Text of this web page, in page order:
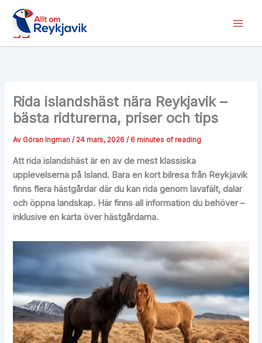
Hoppa
innehåll
Rida islandshäst nära Reykjavik –
bästa ridturerna, priser och tips
Av Göran Ingman/ 24 mars, 2026/ 6 minutes of reading
Att rida islandshäst är en av de mest klassiska
upplevelserna på Island. Bara en kort bilresa från Reykjavik
finns flera hästgårdar där du kan rida genom lavafält, dalar
och öppna landskap. Här finns all information du behöver –
inklusive en karta över hästgårdarna.